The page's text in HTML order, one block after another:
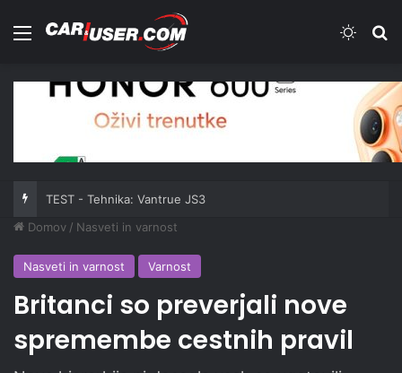
Meni
TEST - Tehnika: Vantrue JS3
Domov / Nasveti in varnost
Nasveti in varnost Varnost
Britanci so preverjali nove
spremembe cestnih pravil